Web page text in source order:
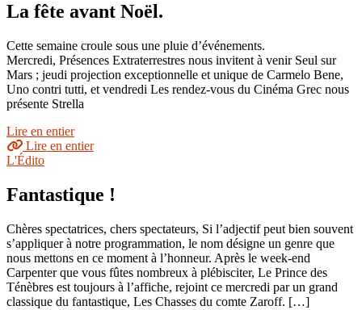
La fête avant Noël.
Cette semaine croule sous une pluie d’événements.
Mercredi, Présences Extraterrestres nous invitent à venir Seul sur
Mars ; jeudi projection exceptionnelle et unique de Carmelo Bene,
Uno contri tutti, et vendredi Les rendez-vous du Cinéma Grec nous
présente Strella
Lire en entier
Lire en entier
L'Édito
Fantastique !
Chères spectatrices, chers spectateurs, Si l’adjectif peut bien souvent
s’appliquer à notre programmation, le nom désigne un genre que
nous mettons en ce moment à l’honneur. Après le week-end
Carpenter que vous fûtes nombreux à plébisciter, Le Prince des
Ténèbres est toujours à l’affiche, rejoint ce mercredi par un grand
classique du fantastique, Les Chasses du comte Zaroff. […]